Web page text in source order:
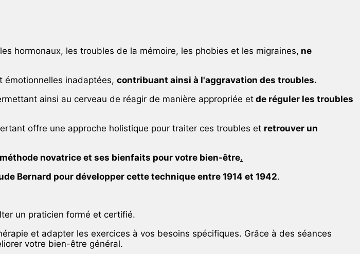
hormonaux, les troubles de la mémoire, les phobies et les migraines, ne
émotionnelles inadaptées, contribuant ainsi à l'aggravation des troubles.
ainsi au cerveau de réagir de manière appropriée et de réguler les troubles
offre une approche holistique pour traiter ces troubles et retrouver un
novatrice et ses bienfaits pour votre bien-être.
Bernard pour développer cette technique entre 1914 et 1942.
un praticien formé et certifié.
et adapter les exercices à vos besoins spécifiques. Grâce à des séances
votre bien-être général.